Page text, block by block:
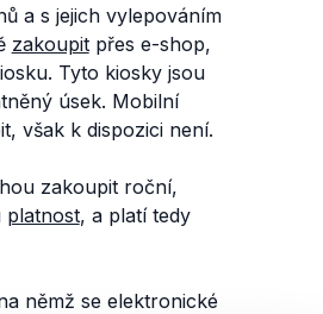
a s jejich vylepováním
zakoupitpřes e-shop,
Tyto kiosky jsou
úsek. Mobilní
však k dispozici není.
zakoupit roční,
platnost, a platí tedy
němž se elektronické